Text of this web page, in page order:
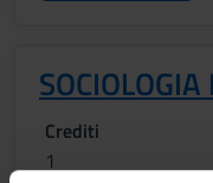
Crediti
1